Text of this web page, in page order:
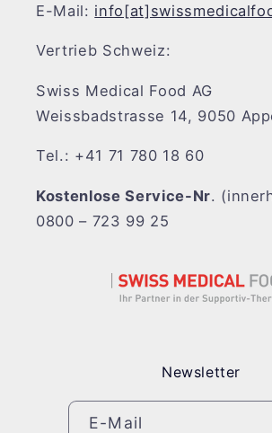
E-Mail:
Vertrieb Schweiz:
Swiss Medical Food AG
Weissbadstrasse 14, 9050
Tel.: +41 71 780 18 60
Kostenlose Service-Nr.
0800 – 723 99 25
Newsletter
E-Mail